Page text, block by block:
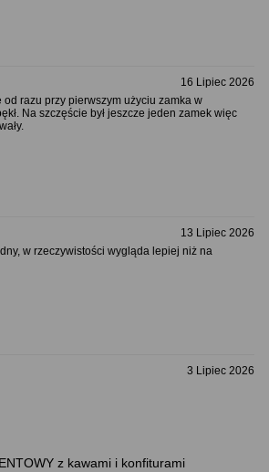
16 Lipiec 2026
razu przy pierwszym użyciu zamka w
Na szczęście był jeszcze jeden zamek więc
13 Lipiec 2026
w rzeczywistości wygląda lepiej niż na
3 Lipiec 2026
z kawami i konfiturami